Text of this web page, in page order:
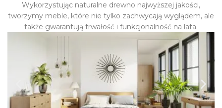
Wykorzystując naturalne drewno najwyższej jakości,
tworzymy meble, które nie tylko zachwycają wyglądem, ale
także gwarantują trwałość i funkcjonalność na lata.